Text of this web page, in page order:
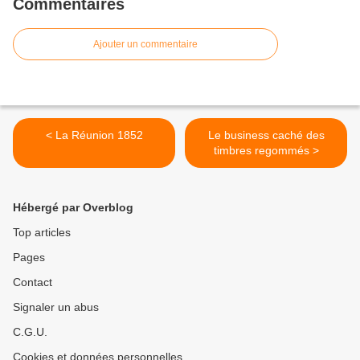
Commentaires
Ajouter un commentaire
< La Réunion 1852
Le business caché des
timbres regommés >
Hébergé par Overblog
Top articles
Pages
Contact
Signaler un abus
C.G.U.
Cookies et données personnelles